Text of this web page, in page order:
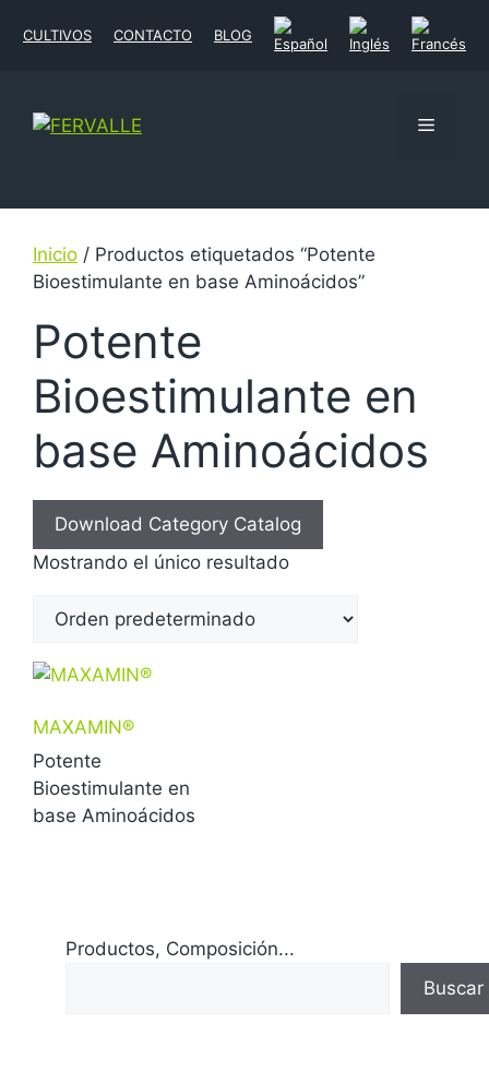
CULTIVOS CONTACTO BLOG
Inicio / Productos etiquetados “Potente
Bioestimulante en base Aminoácidos”
Potente
Bioestimulante en
base Aminoácidos
Download Category Catalog
Mostrando el único resultado
MAXAMIN®
Potente
Bioestimulante en
base Aminoácidos
Productos, Composición...
Buscar